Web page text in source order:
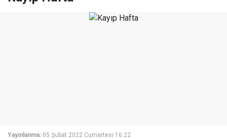
Yayınlanma: 05 Şubat 2022 Cumartesi 16:22